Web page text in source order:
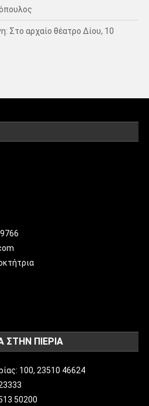
Στο αρχαίο θέατρο Δίου, 10
ΠΙΕΡΙΑ
100, 23510 46624
50200